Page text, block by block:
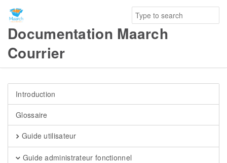
Documentation Maarch
Courrier
Introduction
Glossaire
Guide utilisateur
Guide administrateur fonctionnel